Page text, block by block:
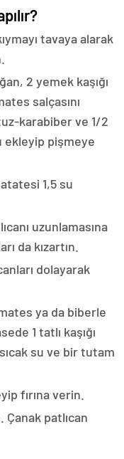
tavaya alarak
2 yemek kaşığı
salçasını
karabiber ve 1/2
ekleyip pişmeye
1,5 su
uzunlamasına
da kızartın.
dolayarak
ya da biberle
1 tatlı kaşığı
su ve bir tutam
fırına verin.
patlıcan